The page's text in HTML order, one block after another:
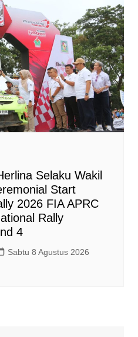
Selaku Wakil
Start
2026 FIA APRC
Rally
4
Sabtu 8 Agustus 2026